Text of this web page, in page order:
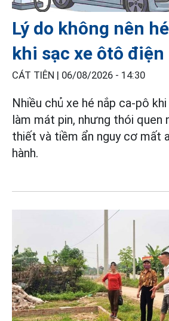
Lý do không nên
khi sạc xe ôtô điện
CÁT TIÊN | 06/08/2026 - 14:30
Nhiều chủ xe hé nắp ca-pô
làm mát pin, nhưng thói quen
thiết và tiềm ẩn nguy cơ mất
hành.